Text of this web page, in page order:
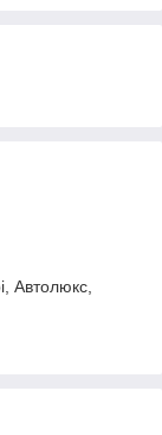
Автолюкс,